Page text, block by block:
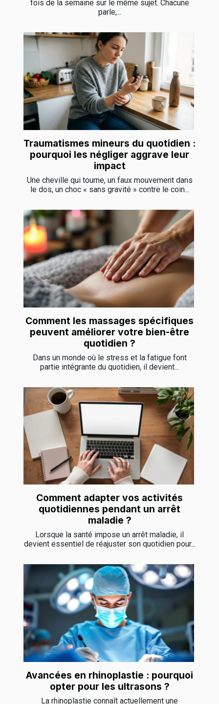
fois de la semaine sur le même sujet. Chacune
parle,...
Traumatismes mineurs du quotidien :
pourquoi les négliger aggrave leur
impact
Une cheville qui tourne, un faux mouvement dans
le dos, un choc « sans gravité » contre le coin...
Comment les massages spécifiques
peuvent améliorer votre bien-être
quotidien ?
Dans un monde où le stress et la fatigue font
partie intégrante du quotidien, il devient...
Comment adapter vos activités
quotidiennes pendant un arrêt
maladie ?
Lorsque la santé impose un arrêt maladie, il
devient essentiel de réajuster son quotidien pour...
Avancées en rhinoplastie : pourquoi
opter pour les ultrasons ?
La rhinoplastie connaît actuellement une